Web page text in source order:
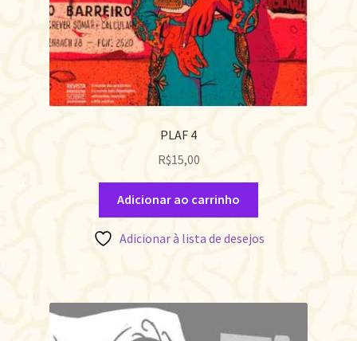
PLAF 4
R$15,00
Adicionar ao carrinho
Adicionar à lista de desejos